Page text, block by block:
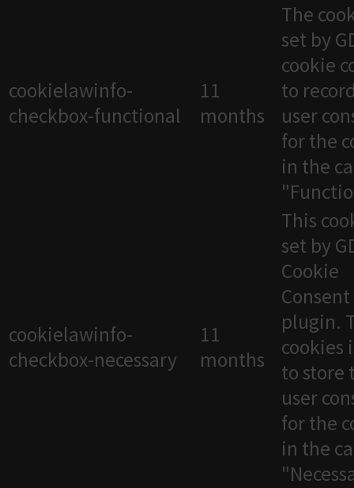
cookielawinfo-
checkbox-functional
11
months
The
set by
cookie
to
user
for the
in the
cookielawinfo-
checkbox-necessary
11
months
This
set by
Cookie
Consent
plugin.
cookies
to store
user
for the
in the